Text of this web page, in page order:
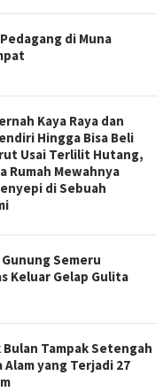
di Muna
Kaya Raya dan
Hingga Bisa Beli
Usai Terlilit Hutang,
Rumah Mewahnya
di Sebuah
Semeru
Keluar Gelap Gulita
Tampak Setengah
yang Terjadi 27